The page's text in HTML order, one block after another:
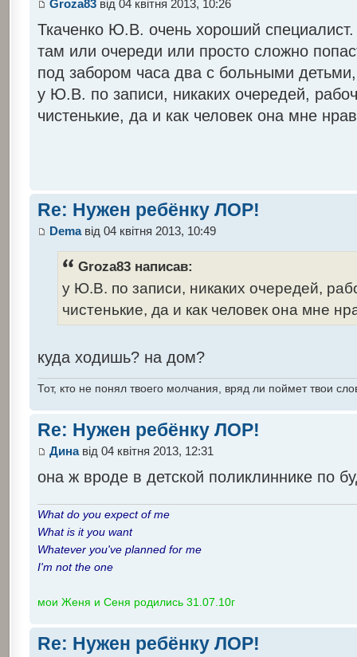
Groza83від 04 квітня 2013, 10:26
Ткаченко Ю.В. очень хороший
там или очереди или просто сложно
под забором часа два с больными
у Ю.В. по записи, никаких очередей,
чистенькие, да и как человек она мне
Re: Нужен ребёнку ЛОР!
Demaвід 04 квітня 2013, 10:49
Groza83 написав:
у Ю.В. по записи, никаких очередей,
чистенькие, да и как человек она мне
куда ходишь? на дом?
Тот, кто не понял твоего молчания, вряд ли поймет твои
Re: Нужен ребёнку ЛОР!
Динавід 04 квітня 2013, 12:31
она ж вроде в детской поликлиннике по
What do you expect of me
What is it you want
Whatever you've planned for me
I'm not the one
мои Женя и Сеня родились 31.07.10г
Re: Нужен ребёнку ЛОР!